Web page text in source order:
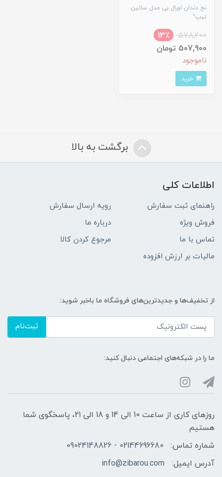
نخ دندان اورال بی مدل ساتین
تیپ^
578,200
13٪
507,900 تومان
ناموجود
برگشت به بالا
اطلاعات کلی
راهنمای ثبت سفارش
رویه ارسال سفارش
فروش ویژه
درباره ما
تماس با ما
مرجوع کردن کالا
مالیات بر ارزش افزوده
از تخفیف‌ها و جدیدترین‌های فروشگاه ما باخبر شوید:
ثبت‌نام
ما را در شبکه‌های اجتماعی دنبال کنید:
روزهای کاری از ساعت 10 الی 14 و 18 الی 21، پاسخگوی شما
هستیم
شماره تماس:
02144696680 - 09024148826
آدرس ایمیل:
info@zibarou.com